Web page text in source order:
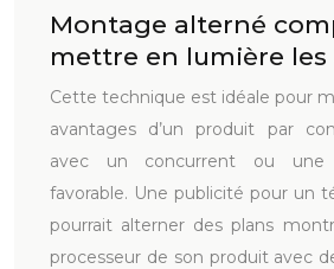
Montage alterné
mettre en lumière les
Cette technique est idéale pour
avantages d’un produit par
avec un concurrent ou une
favorable. Une publicité pour un
pourrait alterner des plans
processeur de son produit avec